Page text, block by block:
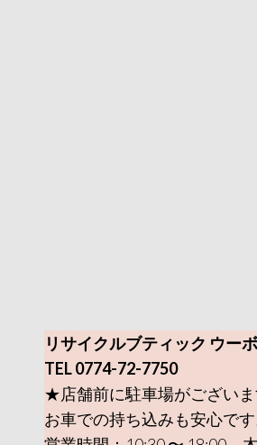
リサイクルブティック ウーボ
TEL 0774-72-7750
★店舗前に駐車場がございま
お車での持ち込みも安心です